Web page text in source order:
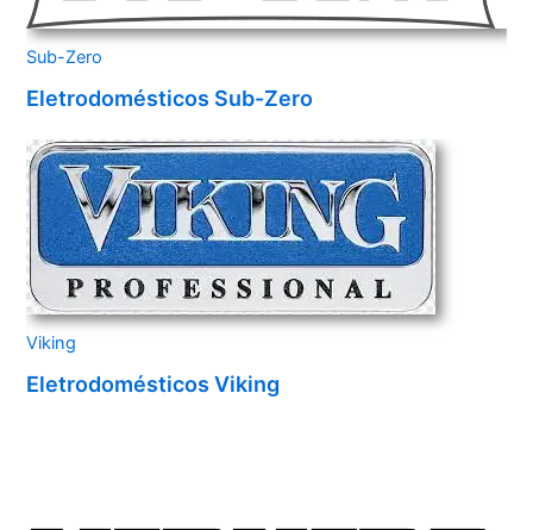
Sub-Zero
Eletrodomésticos Sub-Zero
Viking
Eletrodomésticos Viking